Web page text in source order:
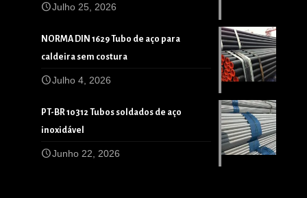
Julho 25, 2026
NORMA DIN 1629 Tubo de aço para
caldeira sem costura
Julho 4, 2026
PT-BR 10312 Tubos soldados de aço
inoxidável
Junho 22, 2026